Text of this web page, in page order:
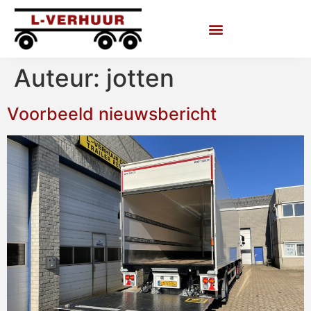
Auteur: jotten
Voorbeeld nieuwsbericht